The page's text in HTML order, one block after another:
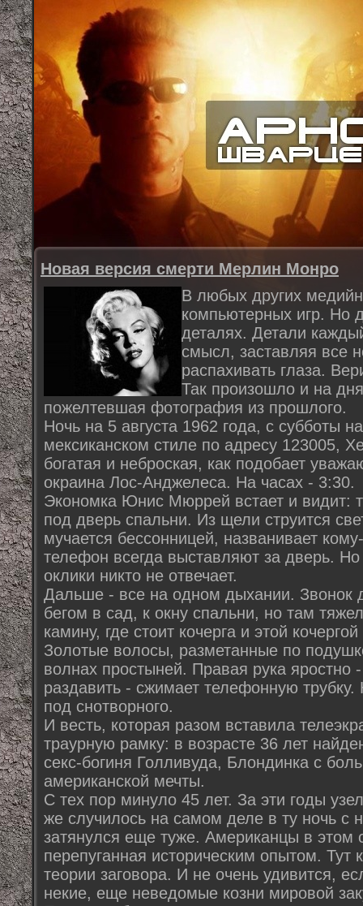
Новая версия смерти Мерлин Монро
В любых других
компьютерных игр. Но
деталях. Детали
смысл, заставляя все
распахивать глаза.
Так произошло и на
пожелтевшая фотография из прошлого.
Ночь на 5 августа 1962 года, с субботы
мексиканском стиле по адресу 123005,
богатая и неброская, как подобает
окраина Лос-Анджелеса. На часах - 3:30.
Экономка Юнис Мюррей встает и видит:
под дверь спальни. Из щели струится
мучается бессонницей, названивает
телефон всегда выставляют за дверь.
оклики никто не отвечает.
Дальше - все на одном дыхании. Звонок
бегом в сад, к окну спальни, но там
камину, где стоит кочерга и этой
Золотые волосы, разметанные по
волнах простыней. Правая рука яростно
раздавить - сжимает телефонную трубку.
под снотворного.
И весть, которая разом вставила
траурную рамку: в возрасте 36 лет
секс-богиня Голливуда, Блондинка с
американской мечты.
С тех пор минуло 45 лет. За эти годы
же случилось на самом деле в ту ночь с
затянулся еще туже. Американцы в этом
перепуганная историческим опытом.
теории заговора. И не очень удивится,
некие, еще неведомые козни мировой